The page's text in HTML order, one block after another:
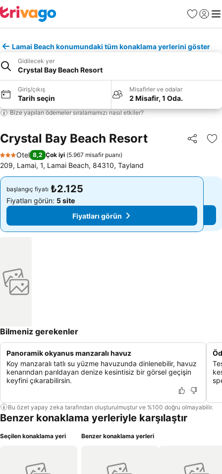
Favoriler
Giriş
Lamai Beach konumundaki tüm konaklama yerlerini göster
Gidilecek yer
Crystal Bay Beach Resort
Giriş/çıkış
Tarih seçin
Misafirler ve odalar
2 Misafir, 1 Oda.
Bize yapılan ödemeler sıralamamızı nasıl etkiler?
Crystal Bay Beach Resort Paylaş
3 Yıldız
Otel 8,2 Çok iyi (5.967 misafir puanı)
209, Lamai, 1, Lamai Beach, 84310, Tayland
başlangıç fiyatı ₺2.125
Fiyatları görün: 5 site
Fiyatları görün
başlangıç fiyatı ₺2.125
Fiyatları görün: 5 site
Fiyatları görün
Bilmeniz gerekenler
Panoramik okyanus manzaralı havuz
Koy manzaralı tatlı su yüzme havuzunda dinlenebilir, havuz
kenarından parıldayan denize kesintisiz bir görsel geçişin
keyfini çıkarabilirsin.
Bu özet yapay zeka tarafından oluşturulmuştur ve %100 doğru olmayabilir.
Benzer konaklama yerleriyle karşılaştır
Seçilen konaklama yeri Benzer konaklama yerleri